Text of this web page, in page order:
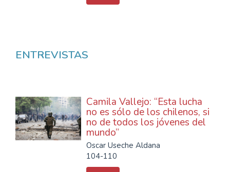
ENTREVISTAS
Camila Vallejo: “Esta lucha
no es sólo de los chilenos, si
no de todos los jóvenes del
mundo”
Oscar Useche Aldana
104-110